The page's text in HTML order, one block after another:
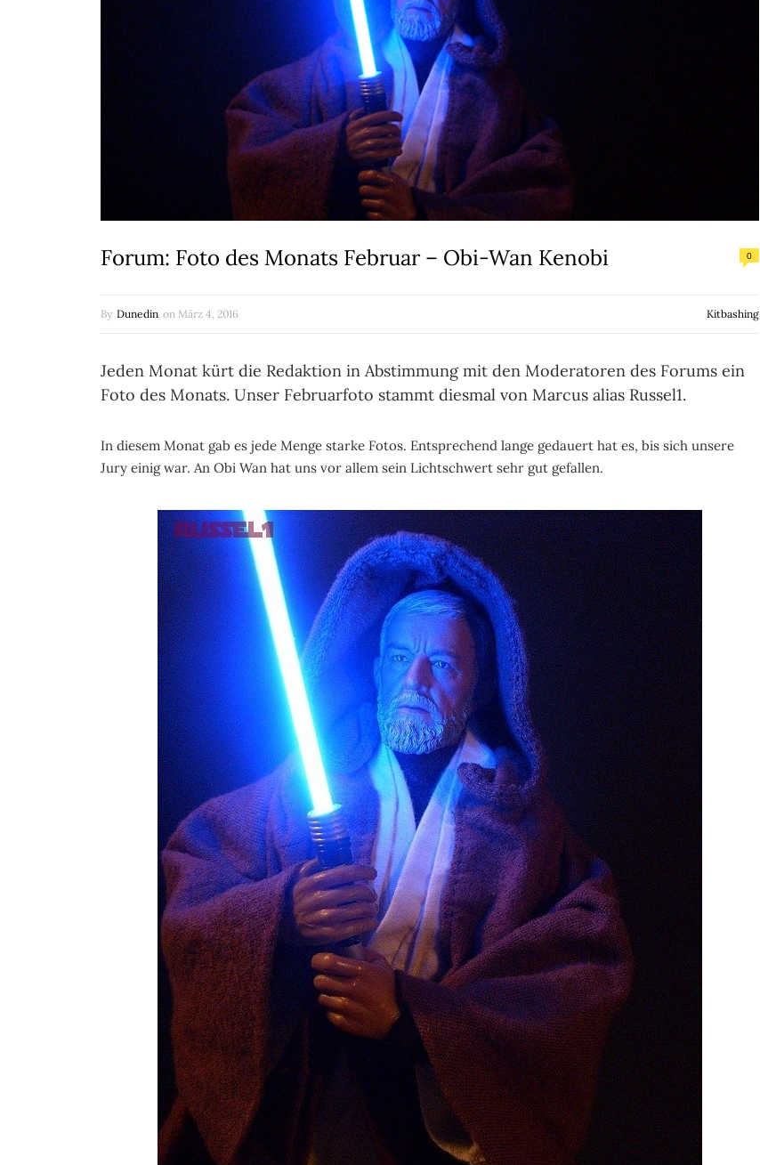
Forum: Foto des Monats Februar – Obi-Wan Kenobi 0
By Dunedin on März 4, 2016 Kitbashing
Jeden Monat kürt die Redaktion in Abstimmung mit den Moderatoren des Forums ein
Foto des Monats. Unser Februarfoto stammt diesmal von Marcus alias Russel1.
In diesem Monat gab es jede Menge starke Fotos. Entsprechend lange gedauert hat es, bis sich unsere
Jury einig war. An Obi Wan hat uns vor allem sein Lichtschwert sehr gut gefallen.